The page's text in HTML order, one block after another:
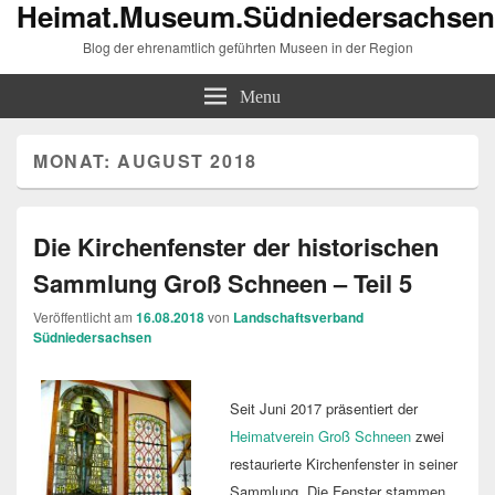
Heimat.Museum.Südniedersachsen
Blog der ehrenamtlich geführten Museen in der Region
Menu
MONAT:AUGUST 2018
Die Kirchenfenster der historischen
Sammlung Groß Schneen – Teil 5
Veröffentlicht am 16.08.2018von Landschaftsverband
Südniedersachsen
Seit Juni 2017 präsentiert der
Heimatverein Groß Schneen zwei
restaurierte Kirchenfenster in seiner